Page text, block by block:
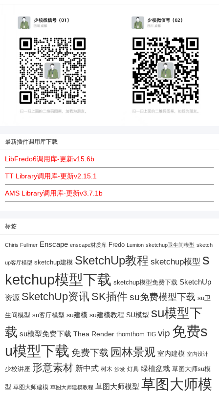
最新插件调用库下载
LibFredo6调用库-更新v15.6b
TT Library调用库-更新v2.15.1
AMS Library调用库-更新v3.7.1b
标签
Chiris Fullmer Enscape enscape材质库 Fredo Lumion sketchup卫生间模型 sketch
up客厅模型 sketchup建模 SketchUp教程 sketchup模型 s
ketchup模型下载 sketchup模型免费下载 SketchUp
资源 SketchUp资讯 SK插件su免费模型下载 su卫
生间模型 su客厅模型 su建模 su建模教程 SU模型 su模型下
载 su模型免费下载 Thea Render thomthom TIG vip 免费s
u模型下载 免费下载 园林景观 室内建模 室内设计
少校讲座 形意素材 新中式 树木 沙发 灯具 绿植盆栽 草图大师su模
型 草图大师建模 草图大师建模教程 草图大师模型 草图大师模